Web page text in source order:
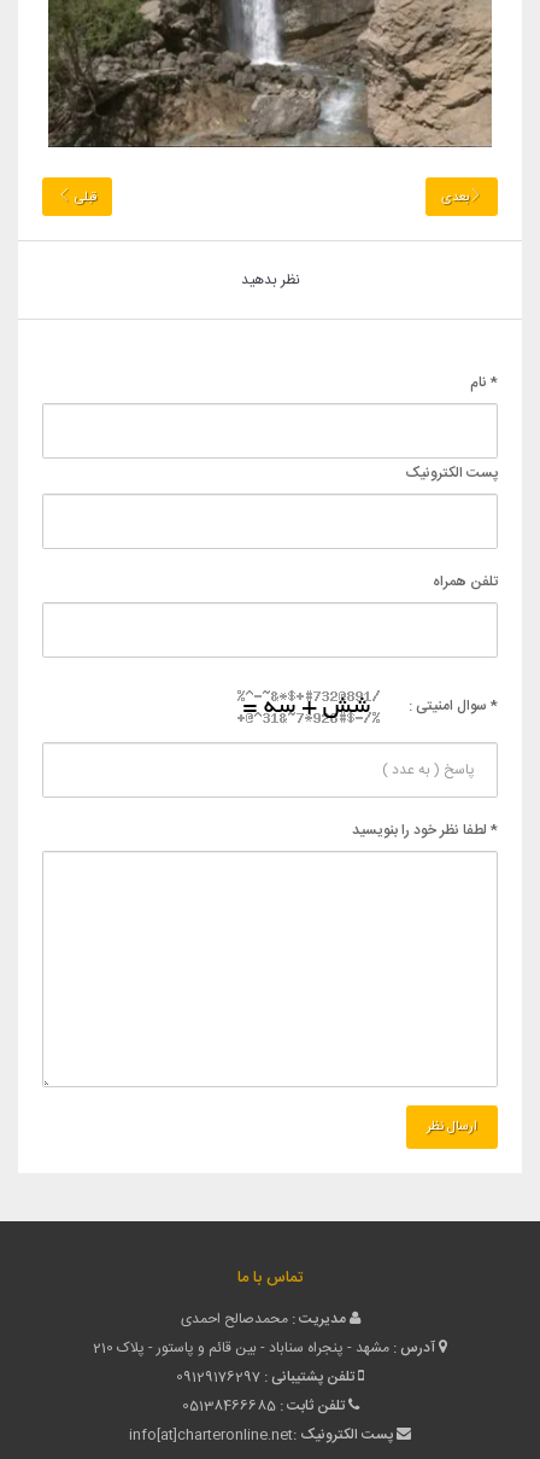
بعدی قبلی
نظر بدهید
* نام
پست الکترونیک
تلفن همراه
* سوال امنیتی :
* لطفا نظر خود را بنویسید
تماس با ما
مدیریت : محمدصالح احمدی
آدرس : مشهد - پنجراه سناباد - بین قائم و پاستور - پلاک 210
تلفن پشتیبانی : 09129176297
تلفن ثابت : 05138466685
پست الکترونیک :info[at]charteronline.net